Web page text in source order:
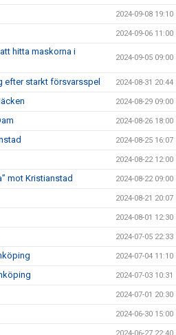
2024-09-08 19:10
2024-09-06 11:00
hitta maskorna i
2024-09-05 09:00
efter starkt försvarsspel 2024-08-31 20:44
2024-08-29 09:00
2024-08-26 18:00
2024-08-25 16:07
2024-08-22 12:00
mot Kristianstad 2024-08-22 09:00
2024-08-21 20:07
2024-08-01 12:30
2024-07-05 22:33
2024-07-04 11:10
2024-07-03 10:31
2024-07-01 20:30
2024-06-30 15:00
2024-06-27 22:40